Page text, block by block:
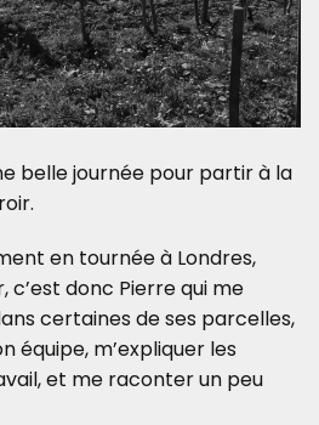
belle journée pour partir à la
en tournée à Londres,
donc Pierre qui me
certaines de ses parcelles,
équipe, m’expliquer les
et me raconter un peu